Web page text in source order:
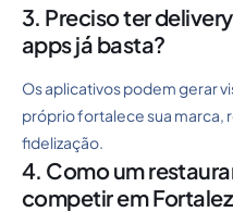
3. Preciso ter
apps já basta?
Os aplicativos podem gerar
próprio fortalece sua marca,
fidelização.
4. Como um
competir em